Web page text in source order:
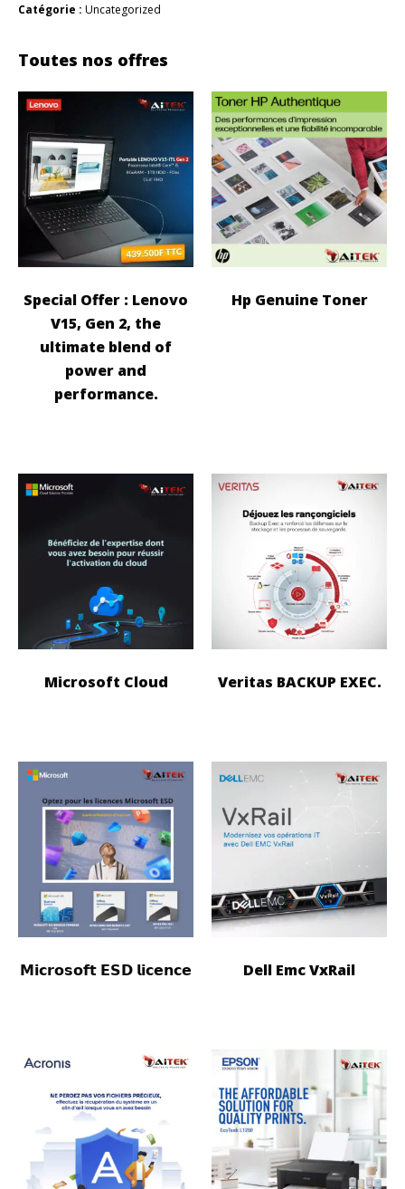
Catégorie : Uncategorized
Toutes nos offres
Special Offer : Lenovo
V15, Gen 2, the
ultimate blend of
power and
performance.
Hp Genuine Toner
Microsoft Cloud Veritas BACKUP EXEC.
𝗠𝗶𝗰𝗿𝗼𝘀𝗼𝗳𝘁 𝗘𝗦𝗗 𝗹𝗶𝗰𝗲𝗻𝗰𝗲 Dell Emc VxRail